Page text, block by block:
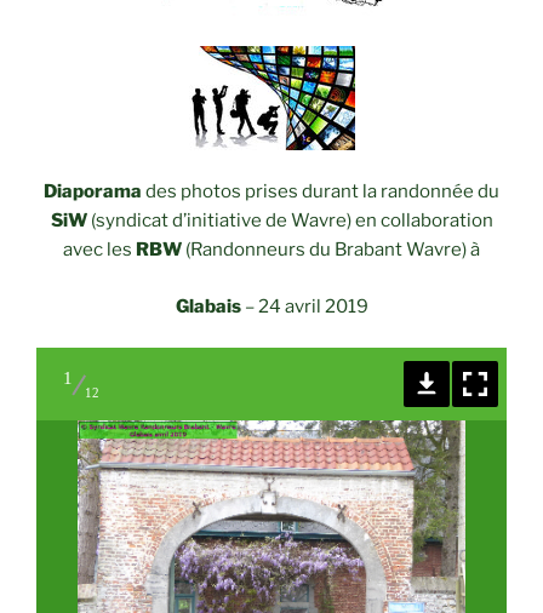
Diaporama des photos prises durant la randonnée du
SiW (syndicat d’initiative de Wavre) en collaboration
avec les RBW (Randonneurs du Brabant Wavre) à
Glabais – 24 avril 2019
1
12